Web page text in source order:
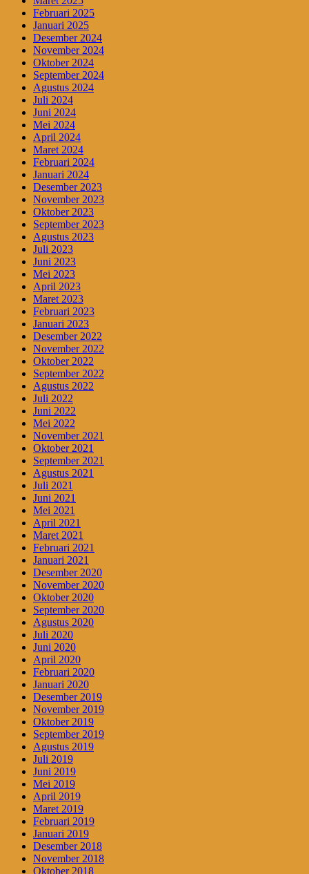
Februari 2025
Januari 2025
Desember 2024
November 2024
Oktober 2024
September 2024
Agustus 2024
Juli 2024
Juni 2024
Mei 2024
April 2024
Maret 2024
Februari 2024
Januari 2024
Desember 2023
November 2023
Oktober 2023
September 2023
Agustus 2023
Juli 2023
Juni 2023
Mei 2023
April 2023
Maret 2023
Februari 2023
Januari 2023
Desember 2022
November 2022
Oktober 2022
September 2022
Agustus 2022
Juli 2022
Juni 2022
Mei 2022
November 2021
Oktober 2021
September 2021
Agustus 2021
Juli 2021
Juni 2021
Mei 2021
April 2021
Maret 2021
Februari 2021
Januari 2021
Desember 2020
November 2020
Oktober 2020
September 2020
Agustus 2020
Juli 2020
Juni 2020
April 2020
Februari 2020
Januari 2020
Desember 2019
November 2019
Oktober 2019
September 2019
Agustus 2019
Juli 2019
Juni 2019
Mei 2019
April 2019
Maret 2019
Februari 2019
Januari 2019
Desember 2018
November 2018
Oktober 2018